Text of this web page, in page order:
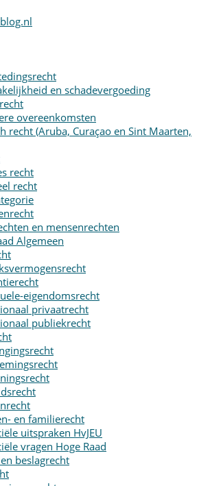
en schadevergoeding
overeenkomsten
recht (Aruba, Curaçao en Sint Maarten,
recht
recht
en mensenrechten
Algemeen
eigendomsrecht
privaatrecht
publiekrecht
en familierecht
uitspraken HvJEU
vragen Hoge Raad
beslagrecht